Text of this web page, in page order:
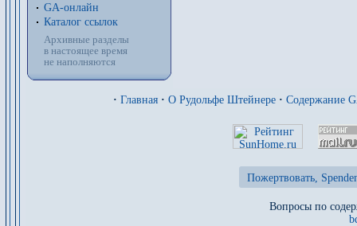
GA-онлайн
Каталог ссылок
Архивные разделы
в настоящее время
не наполняются
· Главная · О Рудольфе Штейнере · Содержание
Пожертвовать,
Вопросы по